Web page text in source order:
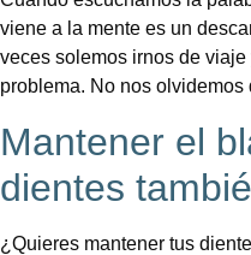
viene a la mente es un
veces solemos irnos de
problema. No nos
Mantener el
dientes
¿Quieres mantener tus